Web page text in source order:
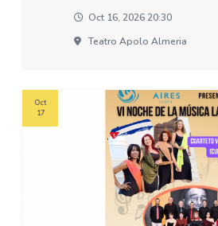
Oct 16, 2026 20:30
Teatro Apolo Almeria
Oct
17